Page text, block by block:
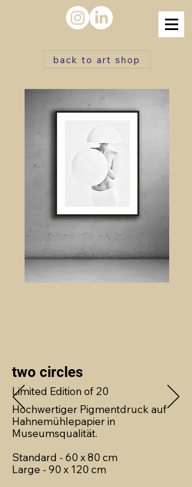
back to art shop
two circles
Limited Edition of 20
Hochwertiger Pigmentdruck auf
Hahnemühlepapier in
Museumsqualität.
Standard - 60 x 80 cm
Large - 90 x 120 cm